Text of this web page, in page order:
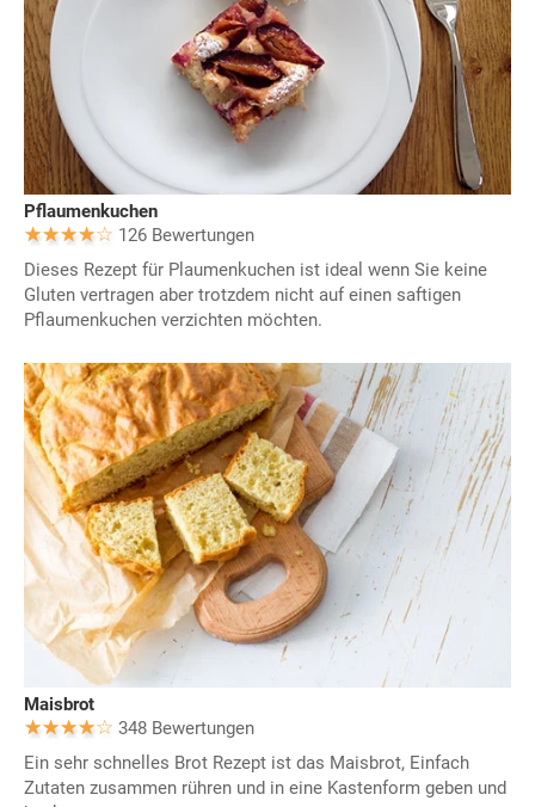
Pflaumenkuchen
126 Bewertungen
Dieses Rezept für Plaumenkuchen ist ideal wenn Sie keine
Gluten vertragen aber trotzdem nicht auf einen saftigen
Pflaumenkuchen verzichten möchten.
Maisbrot
348 Bewertungen
Ein sehr schnelles Brot Rezept ist das Maisbrot, Einfach
Zutaten zusammen rühren und in eine Kastenform geben und